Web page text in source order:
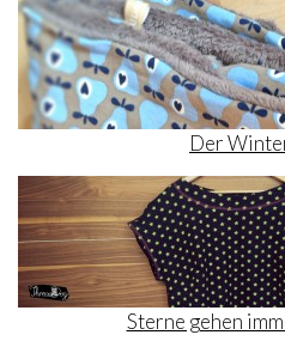
Der
Sterne gehen